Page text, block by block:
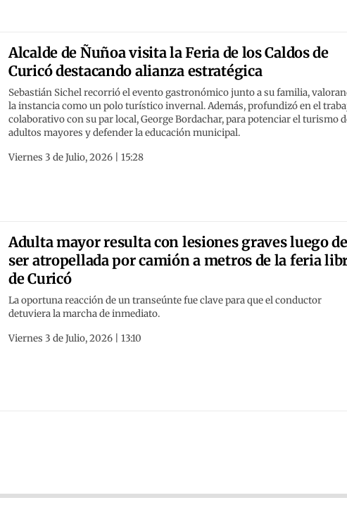
Alcalde de Ñuñoa visita la Feria de los Caldos de
Curicó destacando alianza estratégica
Sebastián Sichel recorrió el evento gastronómico junto a su familia,
la instancia como un polo turístico invernal. Además, profundizó en el
colaborativo con su par local, George Bordachar, para potenciar el turismo
adultos mayores y defender la educación municipal.
Viernes 3 de Julio, 2026 | 15:28
Adulta mayor resulta con lesiones graves luego de
ser atropellada por camión a metros de la feria
de Curicó
La oportuna reacción de un transeúnte fue clave para que el conductor
detuviera la marcha de inmediato.
Viernes 3 de Julio, 2026 | 13:10